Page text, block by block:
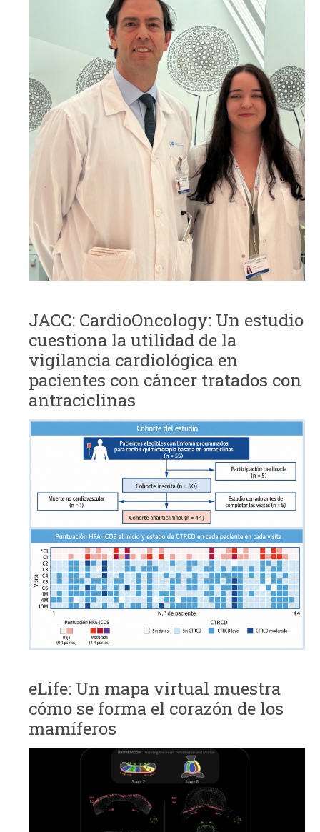
JACC: CardioOncology: Un estudio
cuestiona la utilidad de la
vigilancia cardiológica en
pacientes con cáncer tratados con
antraciclinas
eLife: Un mapa virtual muestra
cómo se forma el corazón de los
mamíferos